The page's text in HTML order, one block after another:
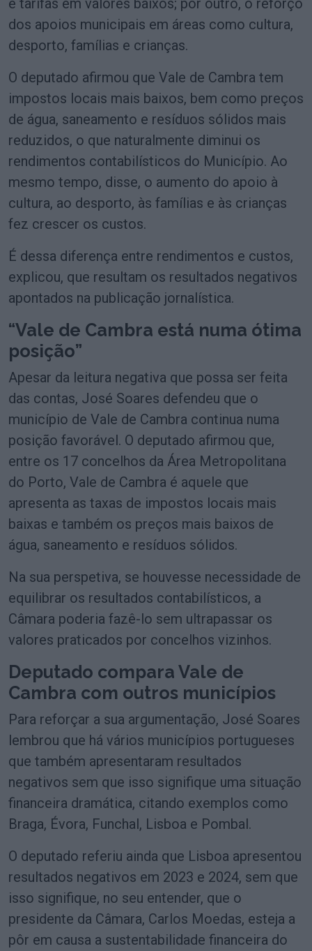
dos apoios municipais em áreas como cultura,
desporto, famílias e crianças.
O deputado afirmou que Vale de Cambra tem
impostos locais mais baixos, bem como preços
de água, saneamento e resíduos sólidos mais
reduzidos, o que naturalmente diminui os
rendimentos contabilísticos do Município. Ao
mesmo tempo, disse, o aumento do apoio à
cultura, ao desporto, às famílias e às crianças
fez crescer os custos.
É dessa diferença entre rendimentos e custos,
explicou, que resultam os resultados negativos
apontados na publicação jornalística.
“Vale de Cambra está numa ótima
posição”
Apesar da leitura negativa que possa ser feita
das contas, José Soares defendeu que o
município de Vale de Cambra continua numa
posição favorável. O deputado afirmou que,
entre os 17 concelhos da Área Metropolitana
do Porto, Vale de Cambra é aquele que
apresenta as taxas de impostos locais mais
baixas e também os preços mais baixos de
água, saneamento e resíduos sólidos.
Na sua perspetiva, se houvesse necessidade de
equilibrar os resultados contabilísticos, a
Câmara poderia fazê-lo sem ultrapassar os
valores praticados por concelhos vizinhos.
Deputado compara Vale de
Cambra com outros municípios
Para reforçar a sua argumentação, José Soares
lembrou que há vários municípios portugueses
que também apresentaram resultados
negativos sem que isso signifique uma situação
financeira dramática, citando exemplos como
Braga, Évora, Funchal, Lisboa e Pombal.
O deputado referiu ainda que Lisboa apresentou
resultados negativos em 2023 e 2024, sem que
isso signifique, no seu entender, que o
presidente da Câmara, Carlos Moedas, esteja a
pôr em causa a sustentabilidade financeira do